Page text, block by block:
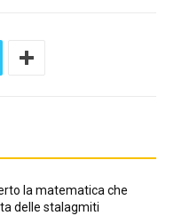
la matematica che
delle stalagmiti